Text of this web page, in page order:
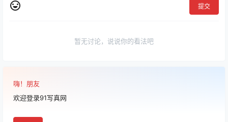
提交
暂无讨论，说说你的看法吧
嗨！朋友
欢迎登录91写真网